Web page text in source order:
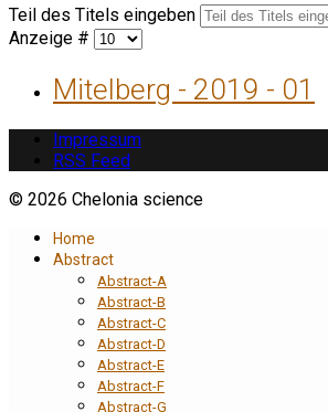
Teil des Titels eingeben
Anzeige #
Mitelberg - 2019 - 01
Impressum
RSS Feed
© 2026 Chelonia science
Home
Abstract
Abstract-A
Abstract-B
Abstract-C
Abstract-D
Abstract-E
Abstract-F
Abstract-G